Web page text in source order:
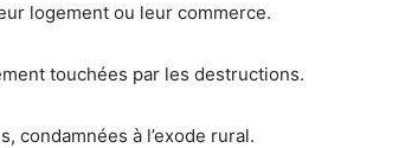
logement ou leur commerce.
touchées par les destructions.
condamnées à l’exode rural.